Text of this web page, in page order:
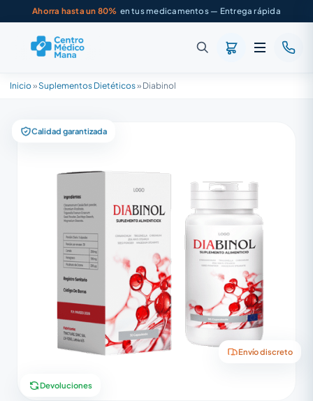
Ahorra hasta un 80% en tus medicamentos — Entrega rápida
Inicio» Suplementos Dietéticos» Diabinol
Calidad garantizada
Envío discreto
Devoluciones